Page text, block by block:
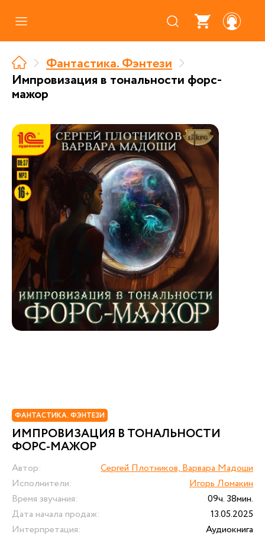
Где купить
Про аудиокниги
О нас
Партнерам
Фантастика. Фэнтези
Импровизация в тональности форс-
мажор
ФАНТАСТИКА. ФЭНТЕЗИ
ИМПРОВИЗАЦИЯ В ТОНАЛЬНОСТИ
ФОРС-МАЖОР
Автор:
Сергей Плотников, Варвара Мадоши
Исполнители:
Игорь Ломакин
Время звучания:
09ч. 38мин.
Дата начала продаж:
13.05.2025
Интерпретация:
Аудиокнига